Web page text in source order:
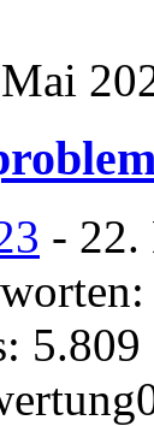
- 22.
5.809